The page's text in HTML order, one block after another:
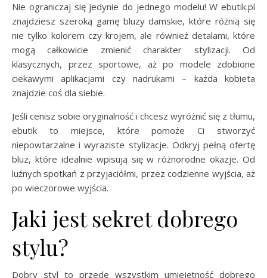
Nie ograniczaj się jedynie do jednego modelu! W ebutik.pl
znajdziesz szeroką gamę bluzy damskie, które różnią się
nie tylko kolorem czy krojem, ale również detalami, które
mogą całkowicie zmienić charakter stylizacji. Od
klasycznych, przez sportowe, aż po modele zdobione
ciekawymi aplikacjami czy nadrukami – każda kobieta
znajdzie coś dla siebie.
Jeśli cenisz sobie oryginalność i chcesz wyróżnić się z tłumu,
ebutik to miejsce, które pomoże Ci stworzyć
niepowtarzalne i wyraziste stylizacje. Odkryj pełną ofertę
bluz, które idealnie wpisują się w różnorodne okazje. Od
luźnych spotkań z przyjaciółmi, przez codzienne wyjścia, aż
po wieczorowe wyjścia.
Jaki jest sekret dobrego
stylu?
Dobry styl to przede wszystkim umiejętność dobrego